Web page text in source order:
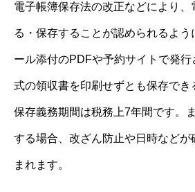
電子帳簿保存法の改正などにより、
る・保存することが認められるよう
ール添付のPDFや予約サイトで発
式の領収書を印刷せずとも保存でき
保存義務期間は税務上7年間です。
する場合、改ざん防止や日時などが
まれます。